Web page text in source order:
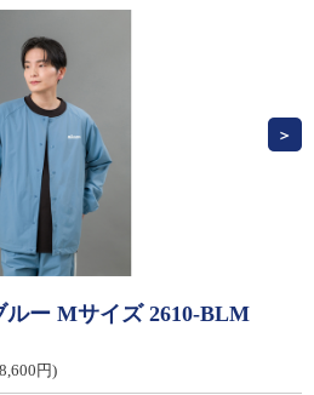
ルー Mサイズ 2610-BLM
円)